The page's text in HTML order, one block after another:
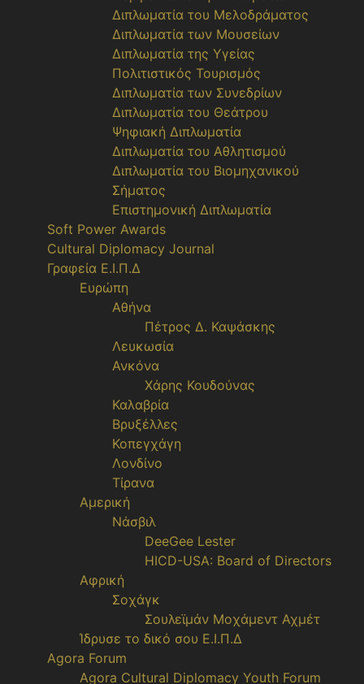
Διπλωματία του Μελοδράματος
Διπλωματία των Μουσείων
Διπλωματία της Υγείας
Πολιτιστικός Τουρισμός
Διπλωματία των Συνεδρίων
Διπλωματία του Θεάτρου
Ψηφιακή Διπλωματία
Διπλωματία του Αθλητισμού
Διπλωματία του Βιομηχανικού
Σήματος
Επιστημονική Διπλωματία
Soft Power Awards
Cultural Diplomacy Journal
Γραφεία Ε.Ι.Π.Δ
Ευρώπη
Αθήνα
Πέτρος Δ. Καψάσκης
Λευκωσία
Ανκόνα
Χάρης Κουδούνας
Καλαβρία
Βρυξέλλες
Κοπεγχάγη
Λονδίνο
Τίρανα
Αμερική
Νάσβιλ
DeeGee Lester
HICD-USA: Board of Directors
Αφρική
Σοχάγκ
Σουλεϊμάν Μοχάμεντ Αχμέτ
Ίδρυσε το δικό σου Ε.Ι.Π.Δ
Agora Forum
Agora Cultural Diplomacy Youth Forum